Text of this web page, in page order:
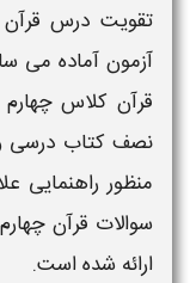
تقویت درس قرآن
آزمون آماده می
قرآن کلاس چهارم
نصف کتاب درسی
منظور راهنمایی
سوالات قرآن
ارائه شده است.